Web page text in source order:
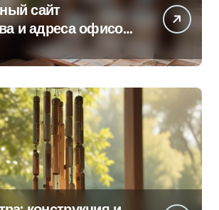
сайт
и адреса офисов